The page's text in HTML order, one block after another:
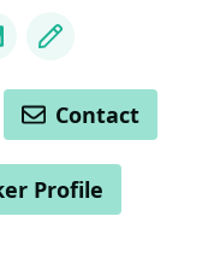
Blog
Contact
Profile